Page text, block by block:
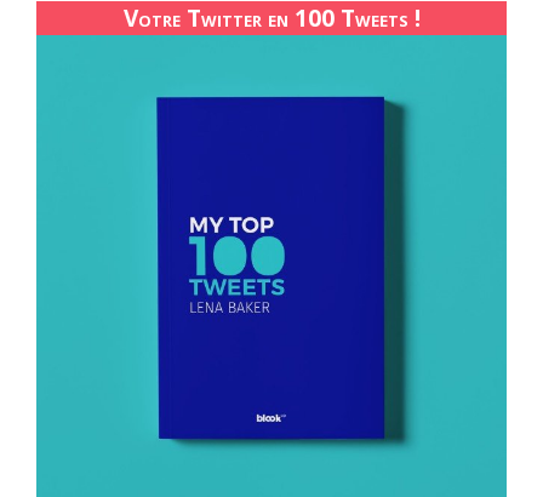
Votre Twitter en 100 Tweets !